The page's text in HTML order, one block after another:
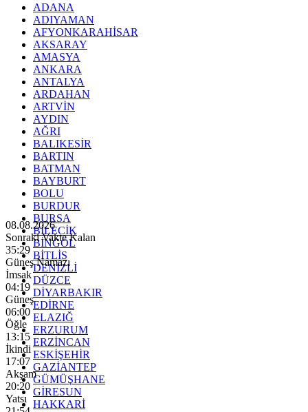
ADANA
ADIYAMAN
AFYONKARAHİSAR
AKSARAY
AMASYA
ANKARA
ANTALYA
ARDAHAN
ARTVİN
AYDIN
AĞRI
BALIKESİR
BARTIN
BATMAN
BAYBURT
BOLU
BURDUR
BURSA
BİLECİK
BİNGÖL
BİTLİS
DENİZLİ
DÜZCE
DİYARBAKIR
EDİRNE
ELAZIĞ
ERZURUM
ERZİNCAN
ESKİŞEHİR
GAZİANTEP
GÜMÜŞHANE
GİRESUN
HAKKARİ
08.08.2026
Sonraki Vakte Kalan
35:27
Güneş Namazı
İmsak
04:19
Güneş
06:00
Öğle
13:15
İkindi
17:07
Akşam
20:20
Yatsı